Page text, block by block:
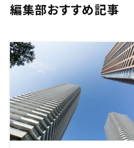
編集部おすすめ記事